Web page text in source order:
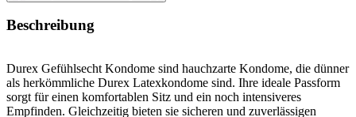
Beschreibung
Durex Gefühlsecht Kondome sind hauchzarte Kondome, die dünner
als herkömmliche Durex Latexkondome sind. Ihre ideale Passform
sorgt für einen komfortablen Sitz und ein noch intensiveres
Empfinden. Gleichzeitig bieten sie sicheren und zuverlässigen